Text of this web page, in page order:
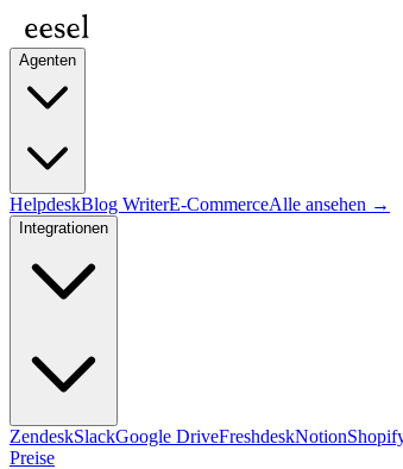
Agenten
HelpdeskBlog WriterE-CommerceAlle ansehen →
Integrationen
ZendeskSlackGoogle DriveFreshdeskNotion
Preise